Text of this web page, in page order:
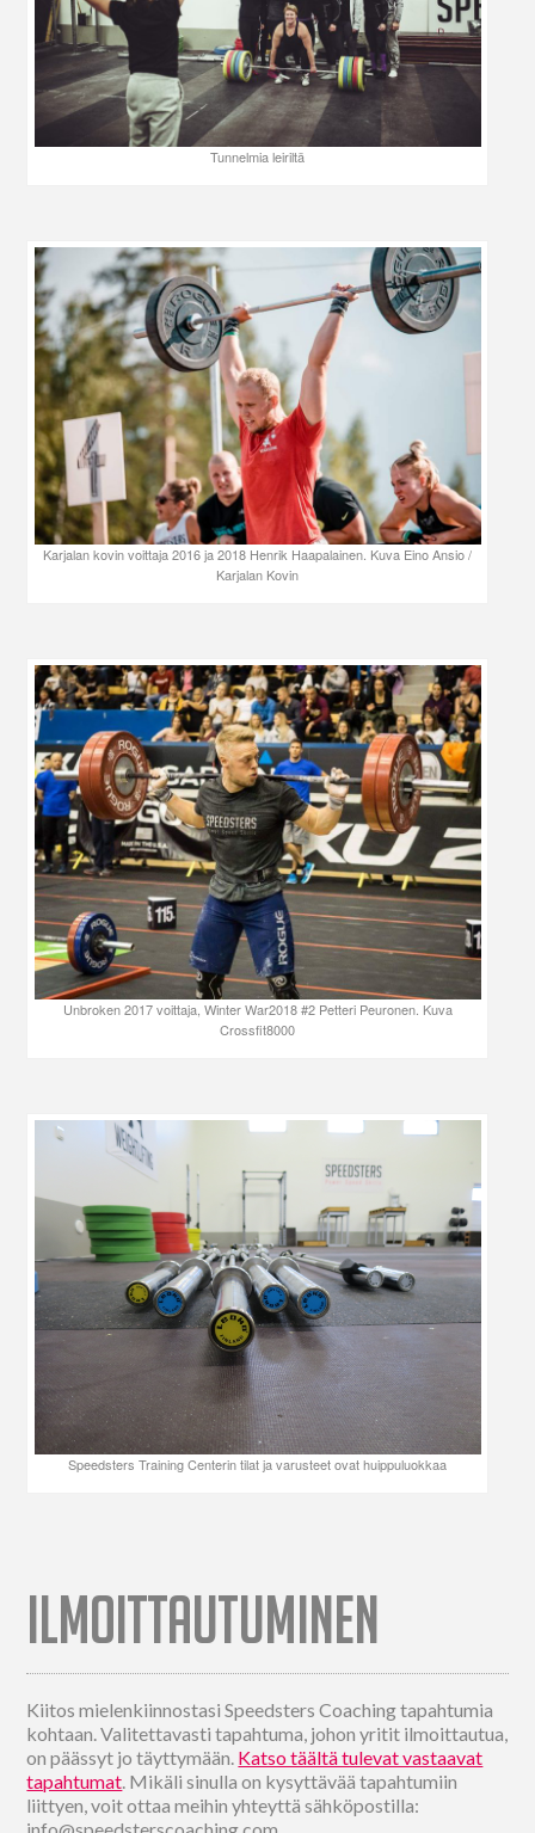
Tunnelmia leiriltä
Karjalan kovin voittaja 2016 ja 2018 Henrik Haapalainen. Kuva Eino Ansio /
Karjalan Kovin
Unbroken 2017 voittaja, Winter War2018 #2 Petteri Peuronen. Kuva
Crossfit8000
Speedsters Training Centerin tilat ja varusteet ovat huippuluokkaa
ILMOITTAUTUMINEN
Kiitos mielenkiinnostasi Speedsters Coaching tapahtumia
kohtaan. Valitettavasti tapahtuma, johon yritit ilmoittautua,
on päässyt jo täyttymään. Katso täältä tulevat vastaavat
tapahtumat. Mikäli sinulla on kysyttävää tapahtumiin
liittyen, voit ottaa meihin yhteyttä sähköpostilla: